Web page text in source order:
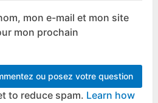
mon e-mail et mon site
mon prochain
to reduce spam. Learn how